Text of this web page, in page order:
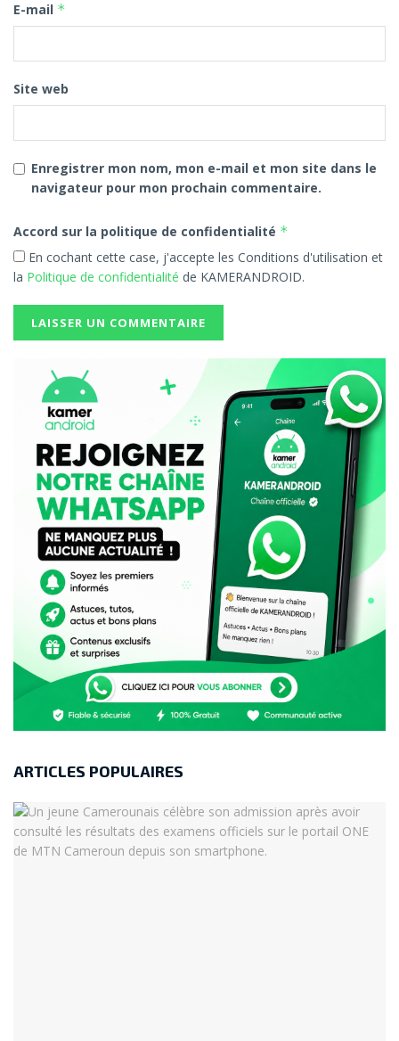
E-mail *
Site web
Enregistrer mon nom, mon e-mail et mon site dans le
navigateur pour mon prochain commentaire.
Accord sur la politique de confidentialité *
En cochant cette case, j'accepte les Conditions d'utilisation et
la Politique de confidentialité de KAMERANDROID.
ARTICLES POPULAIRES